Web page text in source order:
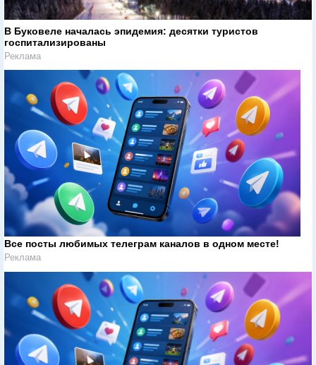
В Буковеле началась эпидемия: десятки туристов
госпитализированы
Реклама
Все посты любимых телеграм каналов в одном месте!
Реклама